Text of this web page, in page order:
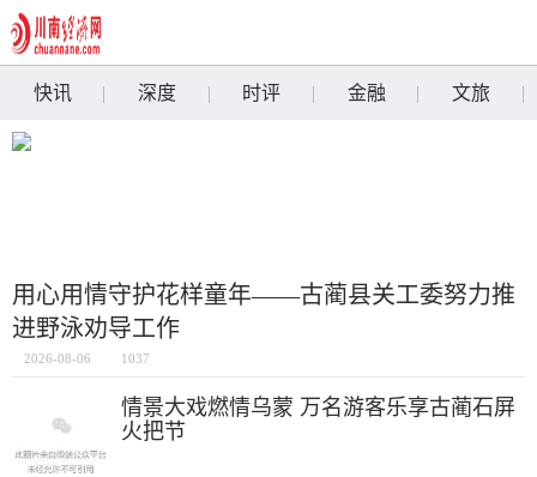
快讯 深度 时评 金融 文旅
用心用情守护花样童年——古蔺县关工委努力推
进野泳劝导工作
2026-08-06 1037
情景大戏燃情乌蒙 万名游客乐享古蔺石屏
火把节